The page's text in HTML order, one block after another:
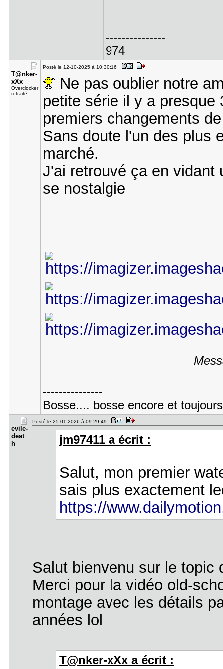
---------------
974
T@nker-
xXx
Overclocker
retraité
Posté le 12-10-2025 à 10:30:16
Ne pas oublier notre
petite série il y a presque
premiers changements
Sans doute l'un des plus
marché.
J'ai retrouvé ça en vidant
se nostalgie
---------------
Bosse.... bosse encore et
evile-
deat​
h
Posté le 25-01-2026 à 09:29:49
jm97411 a écrit :
Salut, mon premier
sais plus exactement
https://
Salut bienvenu sur le topic
Merci pour la vidéo old-
montage avec les détails
années lol
T@nker-xXx a écrit :